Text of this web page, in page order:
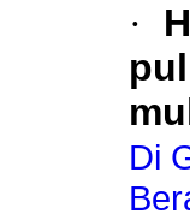
·
Di